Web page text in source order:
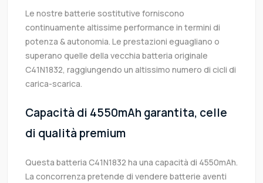
Le nostre batterie sostitutive forniscono
continuamente altissime performance in termini di
potenza & autonomia. Le prestazioni eguagliano o
superano quelle della vecchia batteria originale
C41N1832, raggiungendo un altissimo numero di cicli di
carica-scarica.
Capacità di 4550mAh garantita, celle
di qualità premium
Questa batteria C41N1832 ha una capacità di 4550mAh.
La concorrenza pretende di vendere batterie aventi